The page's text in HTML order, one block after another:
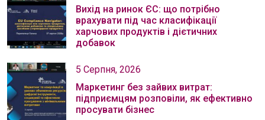
Вихід на ринок ЄС: що потрібно
врахувати під час класифікації
харчових продуктів і дієтичних
добавок
5 Серпня, 2026
Маркетинг без зайвих витрат:
підприємцям розповіли, як ефективно
просувати бізнес